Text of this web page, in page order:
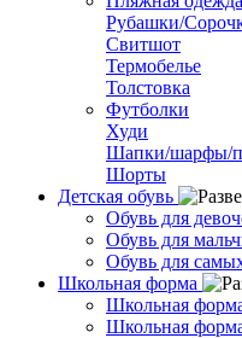
Рубашки/
Свитшот
Термобелье
Толстовка
Футболки
Худи
Шапки/шарфы/
Шорты
Детская обувь
Обувь для
Обувь для
Обувь для
Школьная форма
Школьная
Школьная